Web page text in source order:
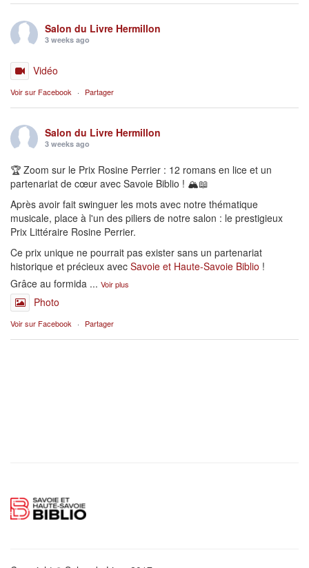
Salon du Livre Hermillon
3 weeks ago
Vidéo
Voir sur Facebook · Partager
Salon du Livre Hermillon
3 weeks ago
🏆 Zoom sur le Prix Rosine Perrier : 12 romans en lice et un
partenariat de cœur avec Savoie Biblio ! 🏔️📖
Après avoir fait swinguer les mots avec notre thématique
musicale, place à l'un des piliers de notre salon : le prestigieux
Prix Littéraire Rosine Perrier.
Ce prix unique ne pourrait pas exister sans un partenariat
historique et précieux avec Savoie et Haute-Savoie Biblio !
Grâce au formida ... Voir plus
Photo
Voir sur Facebook · Partager